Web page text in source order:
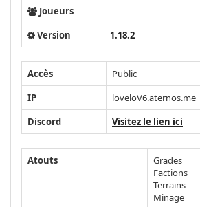
Joueurs
Version
1.18.2
Accès
Public
IP
loveloV6.aternos.me
Discord
Visitez le lien ici
Atouts
Grades
Factions
Terrains
Minage